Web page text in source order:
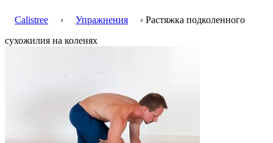
Calistree › Упражнения
› Растяжка подколенного
сухожилия на коленях